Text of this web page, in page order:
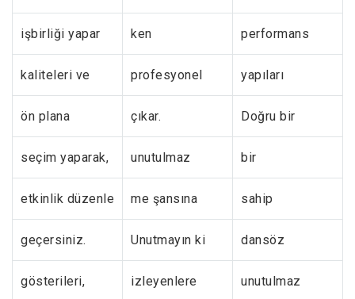
işbirliği yapar ken performans
kaliteleri ve profesyonel yapıları
ön plana çıkar. Doğru bir
seçim yaparak, unutulmaz bir
etkinlik düzenle me şansına sahip
geçersiniz. Unutmayın ki dansöz
gösterileri, izleyenlere unutulmaz